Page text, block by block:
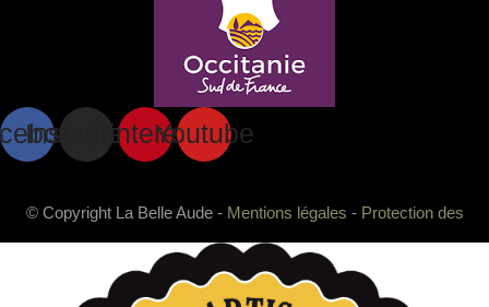
InstagramPinterestYoutube
© Copyright La Belle Aude - Mentions légales - Protection des
données